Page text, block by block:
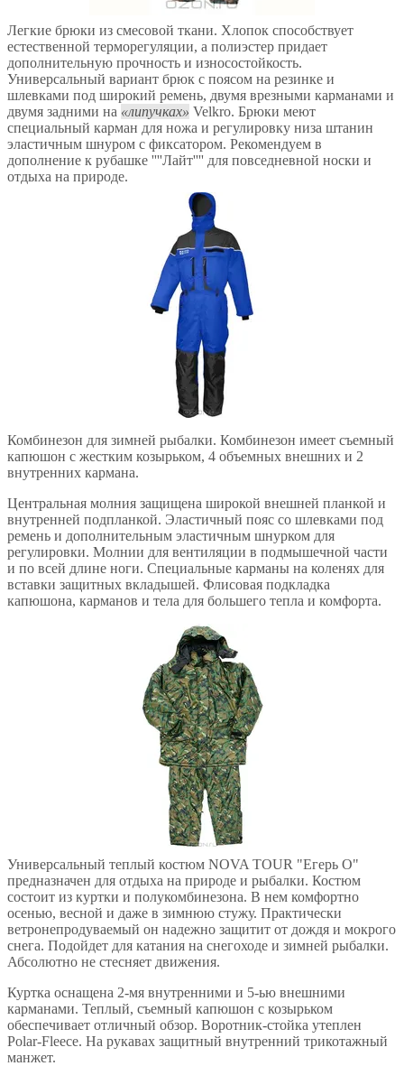
Легкие брюки из смесовой ткани. Хлопок способствует
естественной терморегуляции, а полиэстер придает
дополнительную прочность и износостойкость.
Универсальный вариант брюк с поясом на резинке и
шлевками под широкий ремень, двумя врезными карманами и
двумя задними на
липучках
Velkro. Брюки меют
специальный карман для ножа и регулировку низа штанин
эластичным шнуром с фиксатором. Рекомендуем в
дополнение к рубашке ''''Лайт'''' для повседневной носки и
отдыха на природе.
Комбинезон для зимней рыбалки. Комбинезон имеет съемный
капюшон с жестким козырьком, 4 объемных внешних и 2
внутренних кармана.
Центральная молния защищена широкой внешней планкой и
внутренней подпланкой. Эластичный пояс со шлевками под
ремень и дополнительным эластичным шнурком для
регулировки. Молнии для вентиляции в подмышечной части
и по всей длине ноги. Специальные карманы на коленях для
вставки защитных вкладышей. Флисовая подкладка
капюшона, карманов и тела для большего тепла и комфорта.
Универсальный теплый костюм NOVA TOUR "Егерь О"
предназначен для отдыха на природе и рыбалки. Костюм
состоит из куртки и полукомбинезона. В нем комфортно
осенью, весной и даже в зимнюю стужу. Практически
ветронепродуваемый он надежно защитит от дождя и мокрого
снега. Подойдет для катания на снегоходе и зимней рыбалки.
Абсолютно не стесняет движения.
Куртка оснащена 2-мя внутренними и 5-ью внешними
карманами. Теплый, съемный капюшон с козырьком
обеспечивает отличный обзор. Воротник-стойка утеплен
Polar-Fleece. На рукавах защитный внутренний трикотажный
манжет.